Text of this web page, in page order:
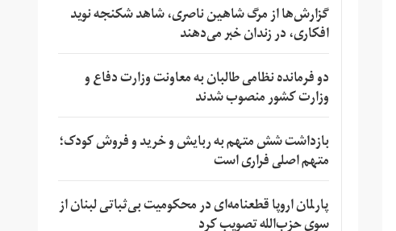
گزارش‌ها از مرگ شاهین ناصری، شاهد شکنجه نوید
افکاری، در زندان خبر می‌دهند
دو فرمانده نظامی طالبان به معاونت وزارت دفاع و
وزارت کشور منصوب شدند
بازداشت شش متهم به ربایش و خرید و فروش کودک؛
متهم اصلی فراری است
پارلمان اروپا قطعنامه‌ای در محکومیت بی‌ثباتی لبنان از